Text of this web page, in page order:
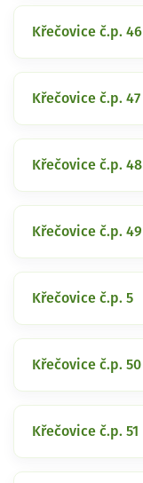
Křečovice č.p. 46
Křečovice č.p. 47
Křečovice č.p. 48
Křečovice č.p. 49
Křečovice č.p. 5
Křečovice č.p. 50
Křečovice č.p. 51